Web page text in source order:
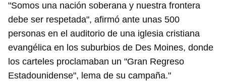
"Somos una nación soberana y nuestra frontera
debe ser respetada", afirmó ante unas 500
personas en el auditorio de una iglesia cristiana
evangélica en los suburbios de Des Moines, donde
los carteles proclamaban un "Gran Regreso
Estadounidense", lema de su campaña."